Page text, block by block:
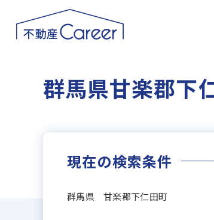
群馬県甘楽郡下
現在の検索条件
群馬県 甘楽郡下仁田町